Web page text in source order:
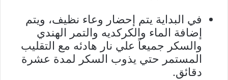
في البداية يتم إحضار وعاء نظيف، ويتم
إضافة الماء والكركديه والتمر الهندي
والسكر جميعاً علي نار هادئه مع التقليب
المستمر حتي يذوب السكر لمدة عشرة
دقائق.